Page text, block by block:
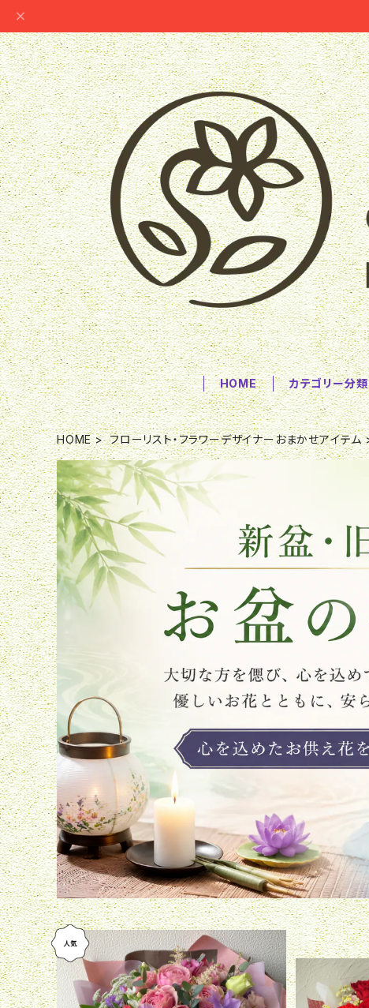
HOME カテゴリー分類
HOME フローリスト・フラワーデザイナーおまかせアイテム